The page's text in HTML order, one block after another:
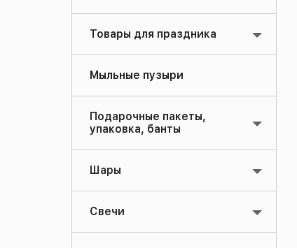
Товары для праздника
Мыльные пузыри
Подарочные пакеты,
упаковка, банты
Шары
Свечи